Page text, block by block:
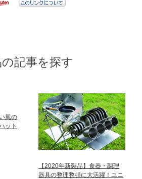
記事を探す
風の
ット
【2020年新製品】食器・調理
器具の整理整頓に大活躍！ユニ